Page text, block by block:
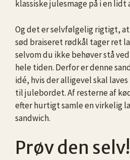
klassiske julesmage på i en lidt
Og det er selvfølgelig rigtigt,
sød braiseret rødkål tager ret
selvom du ikke behøver stå
hele tiden. Derfor er denne
idé, hvis der alligevel skal
til julebordet. Af resterne af
efter hurtigt samle en virkelig
sandwich.
Prøv den selv!